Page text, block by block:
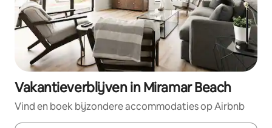
Vakantieverblijven in Miramar Beach
Vind en boek bijzondere accommodaties op Airbnb